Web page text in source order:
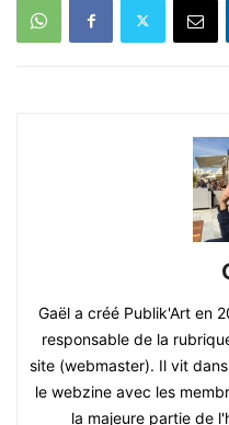
Gaël a créé Publik'Art en
responsable de la
site (webmaster). Il vit
le webzine avec les
la majeure partie de